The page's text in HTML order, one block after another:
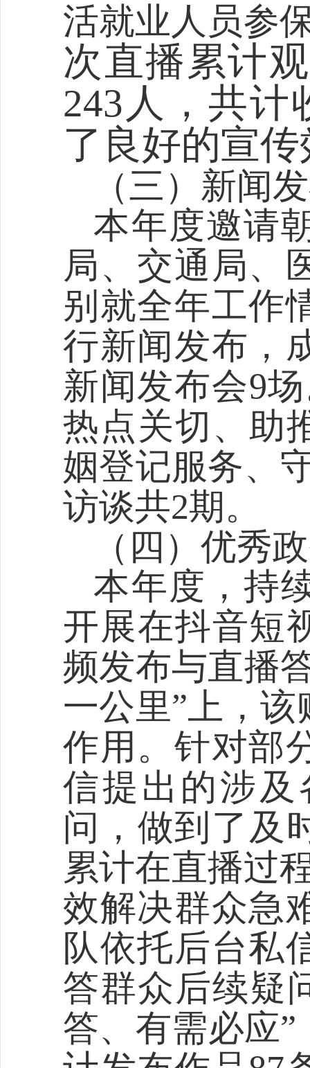
活就业人员参
次直播累计
243 人，共计
了良好的宣
（三）新闻
本年度邀请
局、交通局、
别就全年工作
行新闻发布，
新闻发布会9
热点关切、助
姻登记服务、
访谈共2期。
（ 四 ） 优秀
本年度，持
开展在抖音短
频发布与直播
一公里”上，
作用。针对部
信提出的涉
问，做到了及
累计在直播过
效解决群众急
队依托后台私
答群众后续疑
答、有需必应